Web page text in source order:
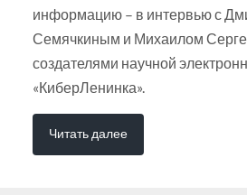
информацию – в интервью с
Семячкиным и Михаилом
создателями научной
«КиберЛенинка».
Читать далее